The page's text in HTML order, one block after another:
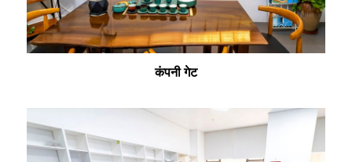
कंपनी गेट